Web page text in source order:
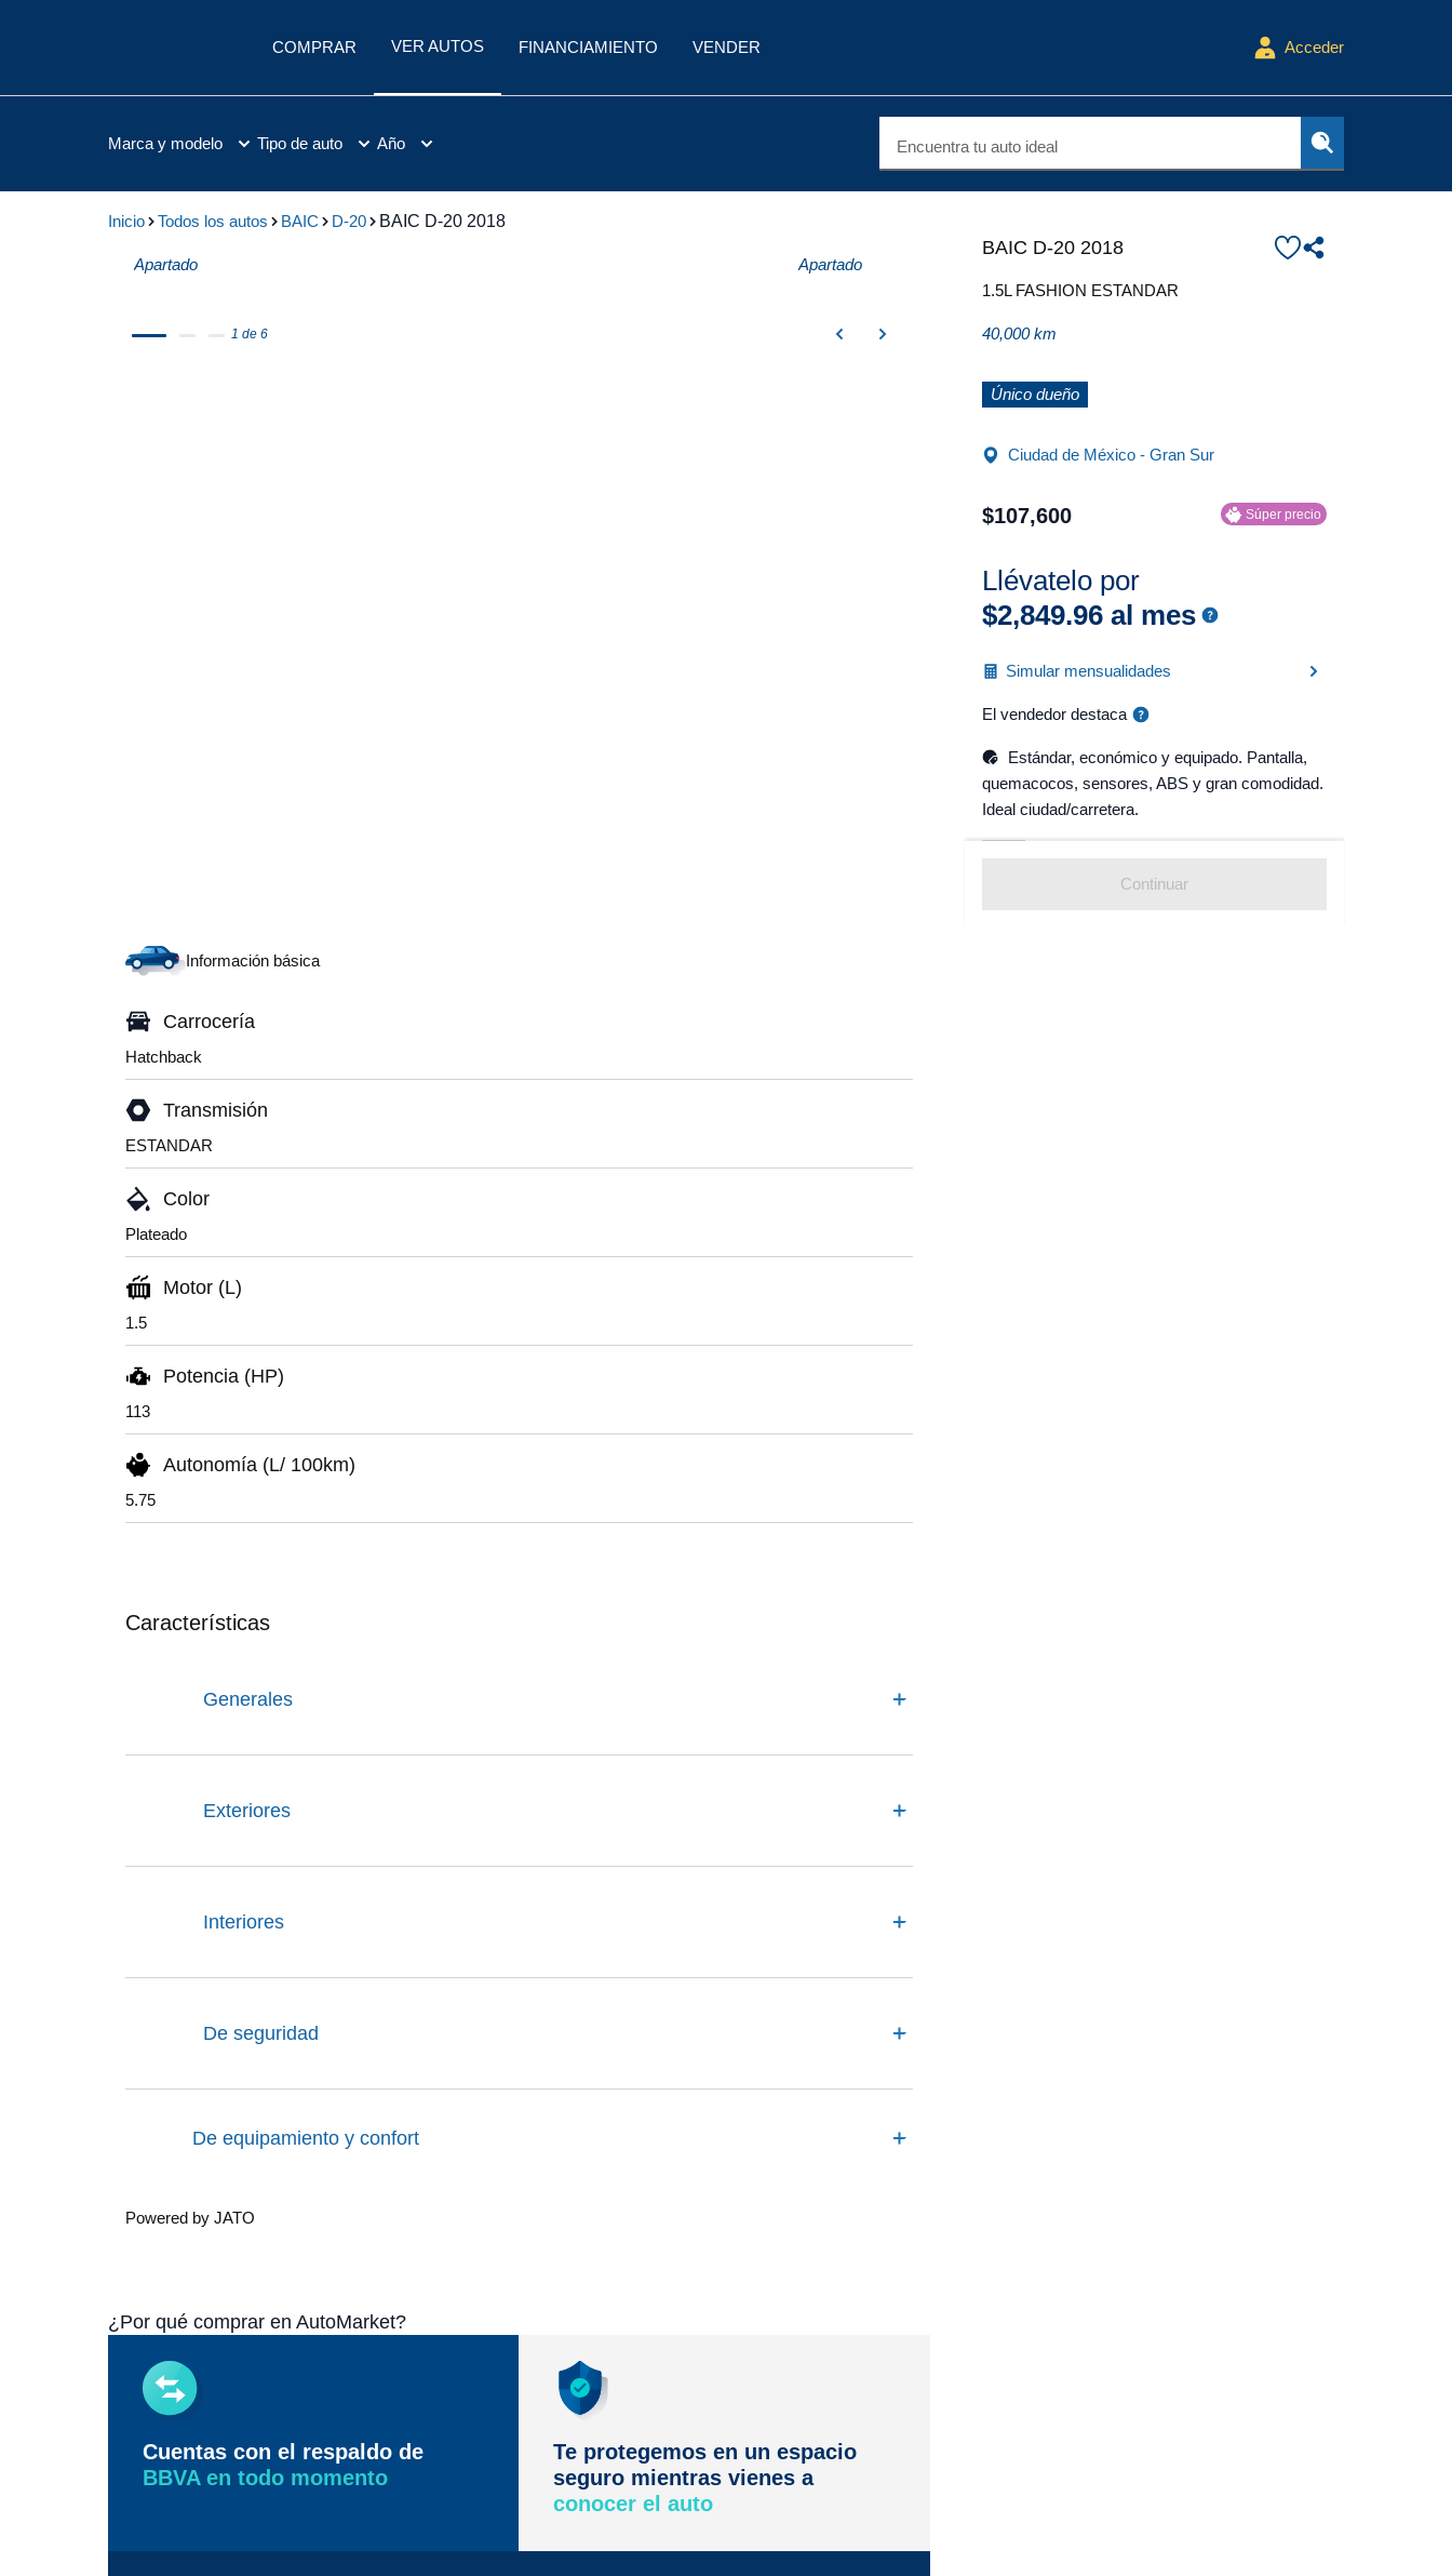
COMPRAR VER AUTOS FINANCIAMIENTO VENDER Acceder
Marca y modelo Tipo de auto Año Encuentra tu auto ideal
Inicio Todos los autos BAIC D-20 BAIC D-20 2018
Apartado Apartado
1 de 6
BAIC D-20 2018
1.5L FASHION ESTANDAR
40,000 km
Único dueño
Ciudad de México - Gran Sur
$107,600 Súper precio
Llévatelo por
$2,849.96al mes
Simular mensualidades
El vendedor destaca
Estándar, económico y equipado. Pantalla,
quemacocos, sensores, ABS y gran comodidad.
Ideal ciudad/carretera.
Continuar
Información básica
Carrocería
Hatchback
Transmisión
ESTANDAR
Color
Plateado
Motor (L)
1.5
Potencia (HP)
113
Autonomía (L/ 100km)
5.75
Características
Generales
Exteriores
Interiores
De seguridad
De equipamiento y confort
Powered by JATO
¿Por qué comprar en AutoMarket?
Cuentas con el respaldo de
BBVA en todo momento
Te protegemos en un espacio
seguro mientras vienes a
conocer el auto